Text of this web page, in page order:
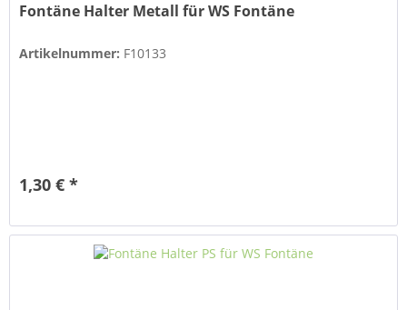
Fontäne Halter Metall für WS Fontäne
Artikelnummer: F10133
1,30 € *